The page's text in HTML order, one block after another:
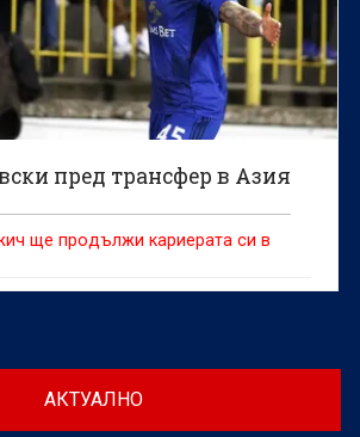
пред трансфер в Азия
ще продължи кариерата си в
АКТУАЛНО